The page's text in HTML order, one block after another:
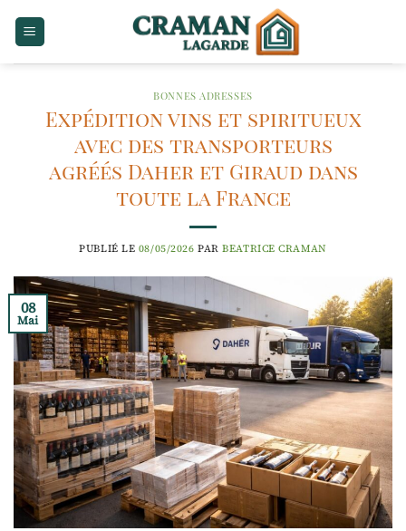
BONNES ADRESSES
Expédition vins et spiritueux
avec des transporteurs
agréés Daher et Giraud dans
toute la France
PUBLIÉ LE 08/05/2026 PARBEATRICE CRAMAN
08
Mai